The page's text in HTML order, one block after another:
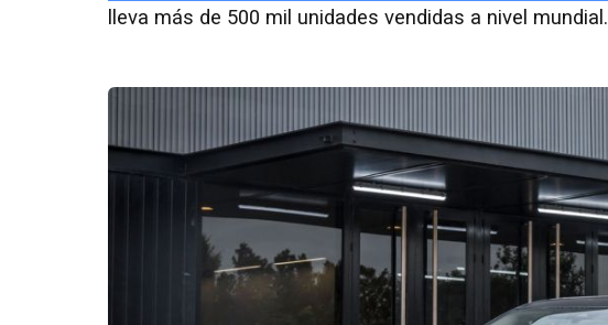
lleva más de 500 mil unidades vendidas a nivel mundial.